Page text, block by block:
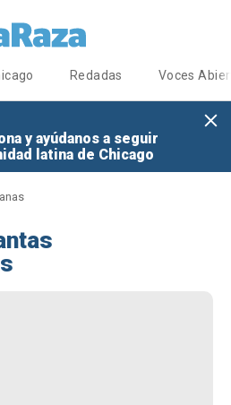
Redadas Voces
y ayúdanos a seguir
latina de Chicago